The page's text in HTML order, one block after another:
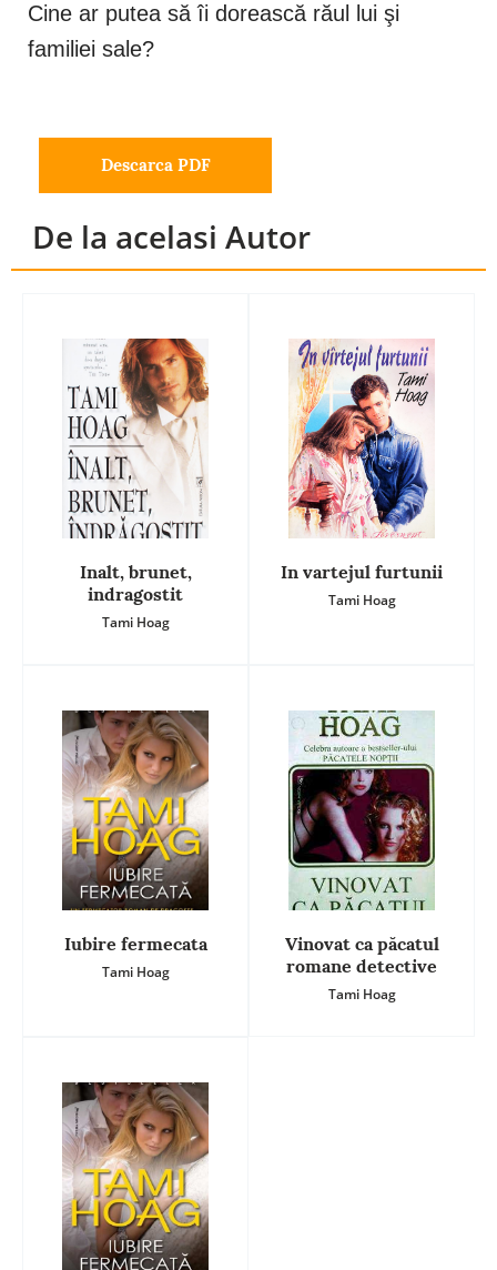
Cine ar putea să îi dorească răul lui şi
familiei sale?
Descarca PDF
De la acelasi Autor
Inalt, brunet,
indragostit
Tami Hoag
In vartejul furtunii
Tami Hoag
Iubire fermecata
Tami Hoag
Vinovat ca păcatul
romane detective
Tami Hoag